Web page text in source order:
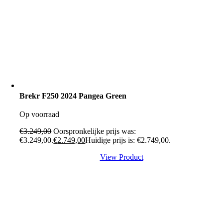
Brekr F250 2024 Pangea Green
Op voorraad
€3.249,00 Oorspronkelijke prijs was:
€3.249,00.€2.749,00Huidige prijs is: €2.749,00.
View Product